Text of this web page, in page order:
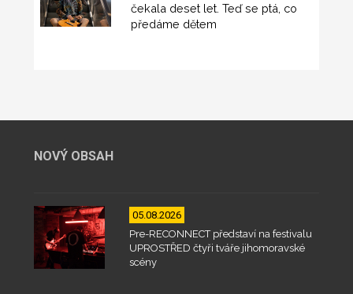
čekala deset let. Teď se ptá, co
předáme dětem
NOVÝ OBSAH
05.08.2026
Pre-RECONNECT představí na festivalu
UPROSTŘED čtyři tváře jihomoravské
scény